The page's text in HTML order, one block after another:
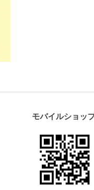
モバイルショッ